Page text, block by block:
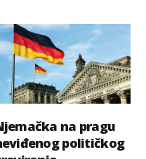
na pragu
političkog